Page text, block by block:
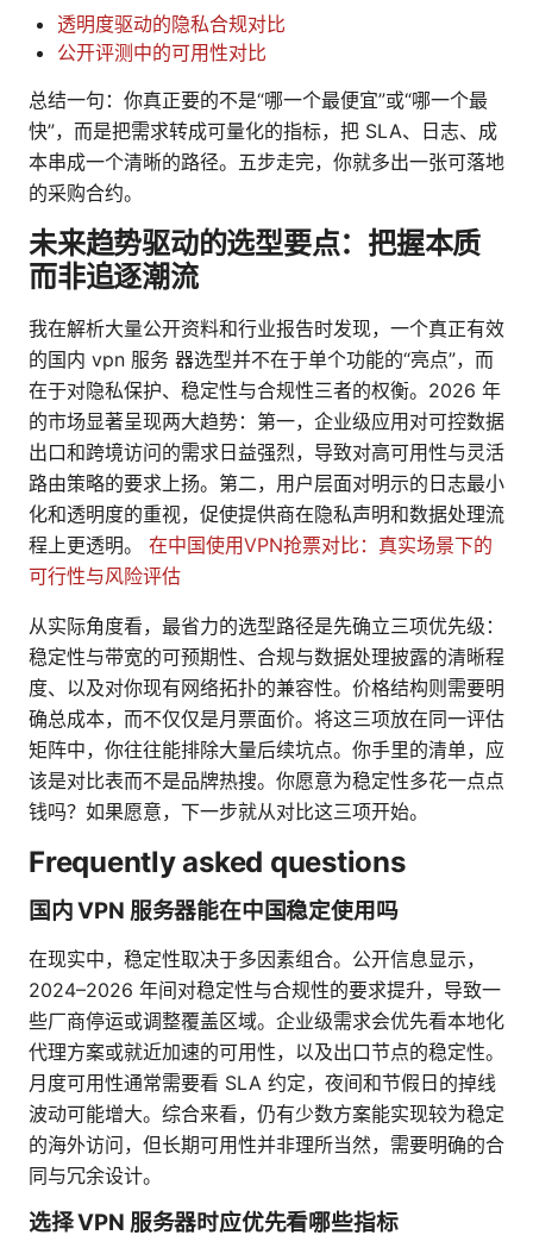
透明度驱动的隐私合规对比
公开评测中的可用性对比
总结一句：你真正要的不是“哪一个最便宜”或“哪一个最
快”，而是把需求转成可量化的指标，把 SLA、日志、成
本串成一个清晰的路径。五步走完，你就多出一张可落地
的采购合约。
未来趋势驱动的选型要点：把握本质
而非追逐潮流
我在解析大量公开资料和行业报告时发现，一个真正有效
的国内 vpn 服务 器选型并不在于单个功能的“亮点”，而
在于对隐私保护、稳定性与合规性三者的权衡。2026 年
的市场显著呈现两大趋势：第一，企业级应用对可控数据
出口和跨境访问的需求日益强烈，导致对高可用性与灵活
路由策略的要求上扬。第二，用户层面对明示的日志最小
化和透明度的重视，促使提供商在隐私声明和数据处理流
程上更透明。 在中国使用VPN抢票对比：真实场景下的
可行性与风险评估
从实际角度看，最省力的选型路径是先确立三项优先级：
稳定性与带宽的可预期性、合规与数据处理披露的清晰程
度、以及对你现有网络拓扑的兼容性。价格结构则需要明
确总成本，而不仅仅是月票面价。将这三项放在同一评估
矩阵中，你往往能排除大量后续坑点。你手里的清单，应
该是对比表而不是品牌热搜。你愿意为稳定性多花一点点
钱吗？如果愿意，下一步就从对比这三项开始。
Frequently asked questions
国内 VPN 服务器能在中国稳定使用吗
在现实中，稳定性取决于多因素组合。公开信息显示，
2024–2026 年间对稳定性与合规性的要求提升，导致一
些厂商停运或调整覆盖区域。企业级需求会优先看本地化
代理方案或就近加速的可用性，以及出口节点的稳定性。
月度可用性通常需要看 SLA 约定，夜间和节假日的掉线
波动可能增大。综合来看，仍有少数方案能实现较为稳定
的海外访问，但长期可用性并非理所当然，需要明确的合
同与冗余设计。
选择 VPN 服务器时应优先看哪些指标